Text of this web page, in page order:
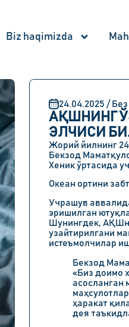
Biz haqimizda
24.04.2025 /
АҚШНИНГ
ЭЛЧИСИ
Жорий йилнинг
Бекзод
Хеникўртасида
Океан ортини
Учрашув
эришилган
Шунингдек,
узайтирилгани
истеъмолчилар
Бекзод
«Биз доимо
асосланган
ҳаракат
дея